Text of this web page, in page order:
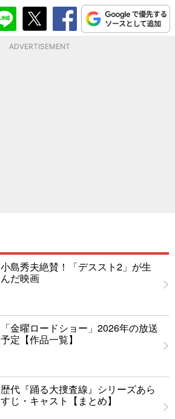
ADVERTISEMENT
小島秀夫絶賛！「デススト2」が生
んだ映画
「金曜ロードショー」2026年の放送
予定【作品一覧】
歴代『踊る大捜査線』シリーズあら
すじ・キャスト【まとめ】